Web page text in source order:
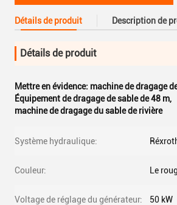
Détails de produit Description de
Détails de produit
Mettre en évidence: machine de dragage
Équipement de dragage de sable de 48 m,
machine de dragage du sable de rivière
Système hydraulique:
Couleur: Le
Voltage de réglage du générateur: 50 kW